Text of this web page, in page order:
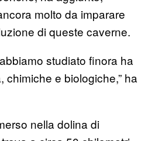
molto da imparare
di queste caverne.
studiato finora ha
chimiche e biologiche,” ha
nella dolina di